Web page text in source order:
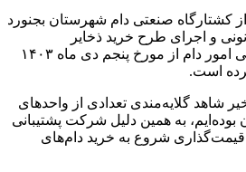
کشتارگاه صنعتی دام شهرستان بجنورد
و اجرای طرح خرید ذخایر
استراتژیک، شرکت پشتیبانی امور دام از مورخ پنجم دی ماه ۱۴۰۳
است.
شاهد گلایه‌مندی تعدادی از واحدهای
بوده‌ایم، به همین دلیل شرکت پشتیبانی
قیمت‌گذاری شروع به خرید دام‌های